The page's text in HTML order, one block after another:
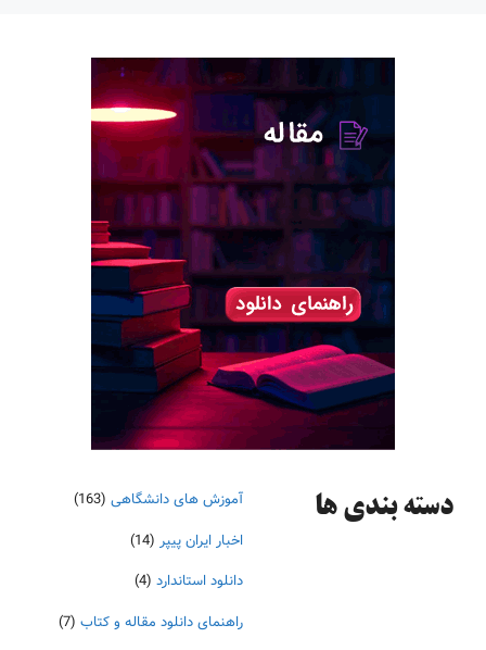
دسته‌ بندی ها آموزش های دانشگاهی (163)
اخبار ایران پیپر (14)
دانلود استاندارد (4)
راهنمای دانلود مقاله و کتاب (7)